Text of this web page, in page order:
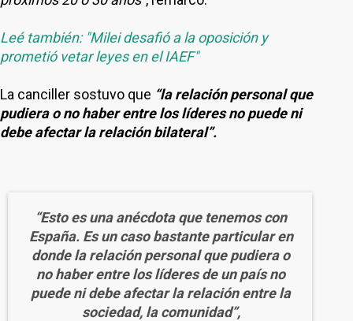
Leé también: "Milei desafió a la oposición y
prometió vetar leyes en el IAEF"
La canciller sostuvo que “la relación personal que
pudiera o no haber entre los líderes no puede ni
debe afectar la relación bilateral”.
“Esto es una anécdota que tenemos con
España. Es un caso bastante particular en
donde la relación personal que pudiera o
no haber entre los líderes de un país no
puede ni debe afectar la relación entre la
sociedad, la comunidad”,